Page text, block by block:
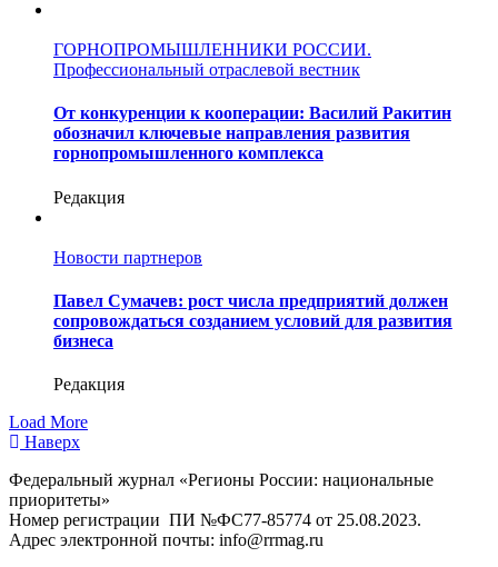
ГОРНОПРОМЫШЛЕННИКИ РОССИИ.
Профессиональный отраслевой вестник
От конкуренции к кооперации: Василий Ракитин
обозначил ключевые направления развития
горнопромышленного комплекса
Редакция
Новости партнеров
Павел Сумачев: рост числа предприятий должен
сопровождаться созданием условий для развития
бизнеса
Редакция
Load More
Наверх
Федеральный журнал «Регионы России: национальные
приоритеты»
Номер регистрации ПИ №ФС77-85774 от 25.08.2023.
Адрес электронной почты: info@rrmag.ru